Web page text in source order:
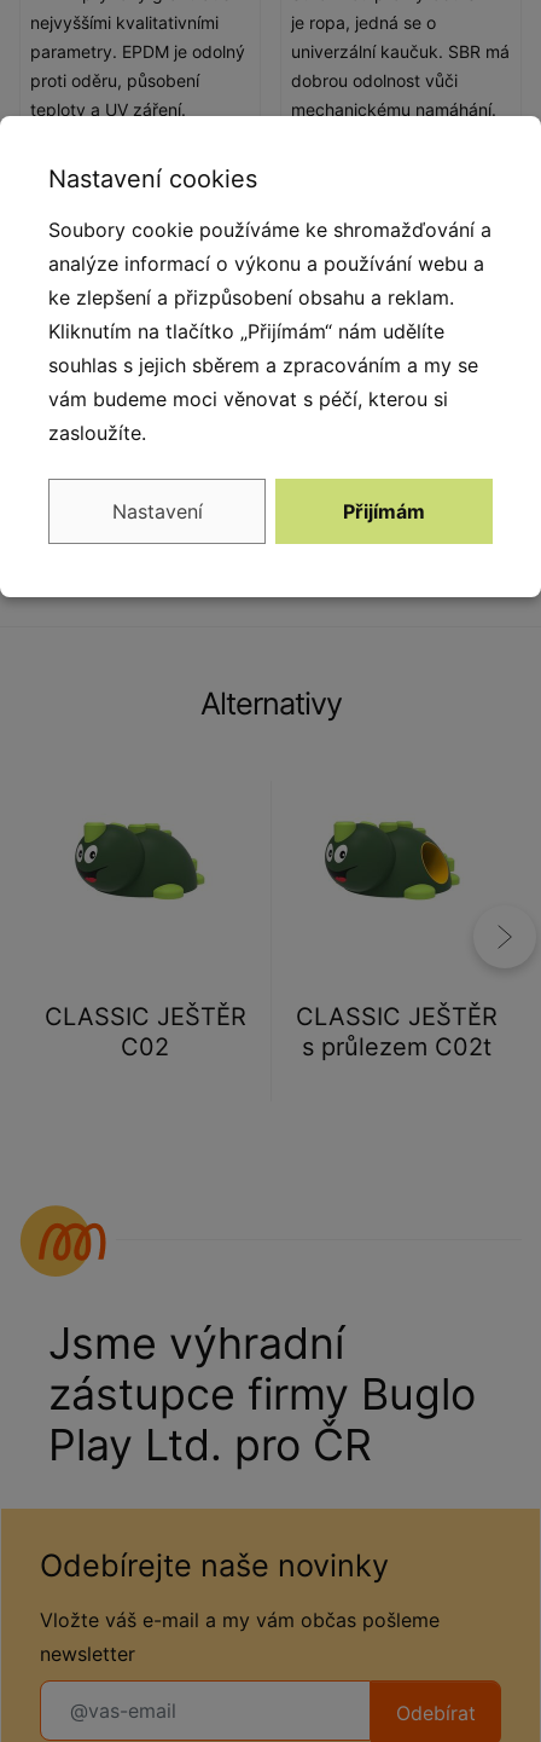
nejvyššími kvalitativními
parametry. EPDM je odolný
proti oděru, působení
teploty a UV záření.
je ropa, jedná se o
univerzální kaučuk. SBR má
dobrou odolnost vůči
mechanickému namáhání.
3D herní prvky patří mezi oblíbené produkty vyráběné
z kvalitního pryžového granulátu. Pro spojení SBR a
EPDM granulátu bylo použito alifatické pojivo (
polyuretanová pryskyřice ). Konstrukci prvku tvoří
laminátový skelet, který je vysoce odolný a pevný. 3D
prvky díky svému povrchu nekloužou, jsou stabilní a
dalšími herními prvky tvoří set s vysokou přidanou
Alternativy
CLASSIC JEŠTĚR
C02
CLASSIC JEŠTĚR
s průlezem C02t
Jsme výhradní
zástupce firmy Buglo
Play Ltd. pro ČR
Odebírejte naše novinky
Vložte váš e-mail a my vám občas pošleme
newsletter
Odebírat
Nastavení cookies
Soubory cookie používáme ke shromažďování a
analýze informací o výkonu a používání webu a
ke zlepšení a přizpůsobení obsahu a reklam.
Kliknutím na tlačítko „Přijímám“ nám udělíte
souhlas s jejich sběrem a zpracováním a my se
vám budeme moci věnovat s péčí, kterou si
zasloužíte.
Nastavení Přijímám